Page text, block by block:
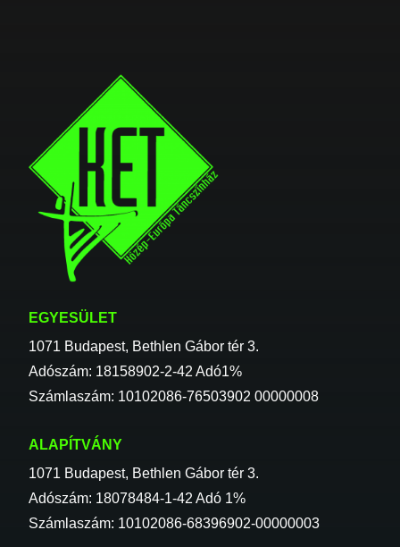
EGYESÜLET
1071 Budapest, Bethlen Gábor tér 3.
Adószám: 18158902-2-42 Adó1%
Számlaszám: 10102086-76503902 00000008
ALAPÍTVÁNY
1071 Budapest, Bethlen Gábor tér 3.
Adószám: 18078484-1-42 Adó 1%
Számlaszám: 10102086-68396902-00000003